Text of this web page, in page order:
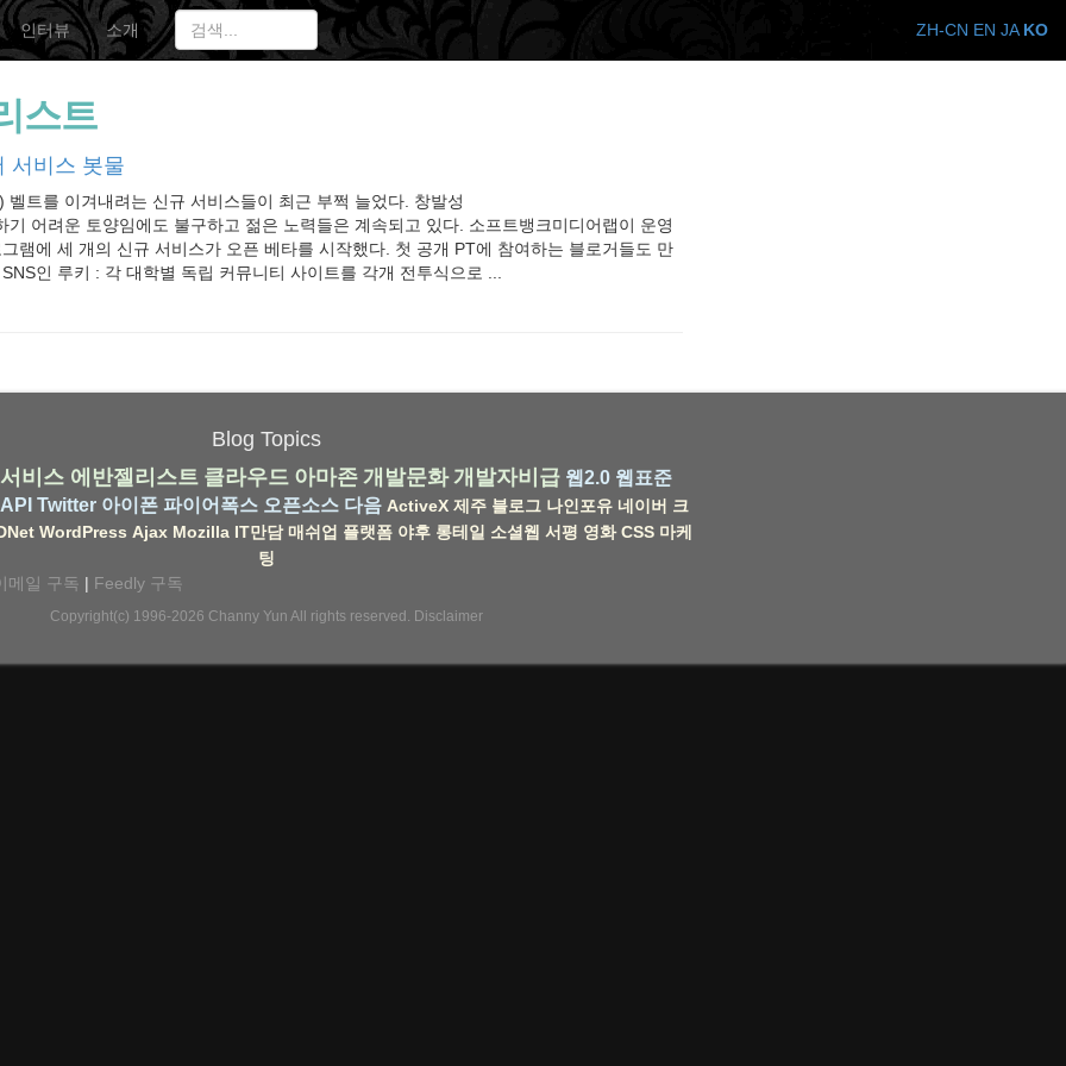
인터뷰 소개
스트
서비스 봇물
벨트를 이겨내려는 신규 서비스들이 최근 부쩍 늘었다. 창발성
기 어려운 토양임에도 불구하고 젊은 노력들은 계속되고 있다. 소프트뱅크미디어랩이 운영
램에 세 개의 신규 서비스가 오픈 베타를 시작했다. 첫 공개 PT에 참여하는 블로거들도 만
인 루키 : 각 대학별 독립 커뮤니티 사이트를 각개 전투식으로 ...
Blog Topics
비스 에반젤리스트 클라우드 아마존 개발문화 개발자비급 웹2.0 웹표준
Twitter 아이폰 파이어폭스 오픈소스 다음 ActiveX 제주 블로그 나인포유 네이버 크
WordPress Ajax Mozilla IT만담 매쉬업 플랫폼 야후 롱테일 소셜웹 서평 영화 CSS 마케
팅
메일 구독 | Feedly 구독
Copyright(c) 1996-2026 Channy Yun All rights reserved. Disclaimer
ZH-CN EN JA KO